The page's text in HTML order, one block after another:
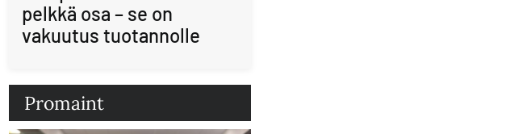
pelkkä osa – se on
vakuutus tuotannolle
Promaint